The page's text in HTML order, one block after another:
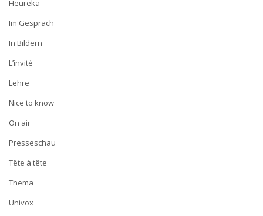
Heureka
Im Gespräch
In Bildern
L’invité
Lehre
Nice to know
On air
Presseschau
Tête à tête
Thema
Univox